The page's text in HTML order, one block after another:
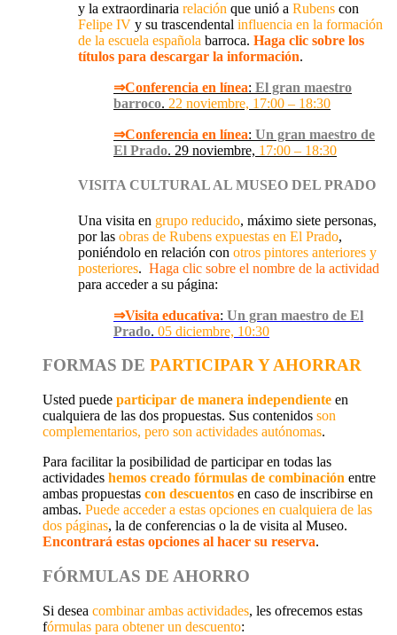
y la extraordinaria relación que unió a Rubens con
Felipe IV y su trascendental influencia en la formación
de la escuela española barroca. Haga clic sobre los
títulos para descargar la información.
⇒Conferencia en línea: El gran maestro
barroco. 22 noviembre, 17:00 – 18:30
⇒Conferencia en línea: Un gran maestro de
El Prado. 29 noviembre, 17:00 – 18:30
VISITA CULTURAL AL MUSEO DEL PRADO
Una visita en grupo reducido, máximo siete personas,
por las obras de Rubens expuestas en El Prado,
poniéndolo en relación con otros pintores anteriores y
posteriores. Haga clic sobre el nombre de la actividad
para acceder a su página:
⇒Visita educativa: Un gran maestro de El
Prado. 05 diciembre, 10:30
FORMAS DE PARTICIPAR Y AHORRAR
Usted puede participar de manera independiente en
cualquiera de las dos propuestas. Sus contenidos son
complementarios, pero son actividades autónomas.
Para facilitar la posibilidad de participar en todas las
actividades hemos creado fórmulas de combinación entre
ambas propuestas con descuentos en caso de inscribirse en
ambas. Puede acceder a estas opciones en cualquiera de las
dos páginas, la de conferencias o la de visita al Museo.
Encontrará estas opciones al hacer su reserva.
FÓRMULAS DE AHORRO
Si desea combinar ambas actividades, les ofrecemos estas
fórmulas para obtener un descuento: